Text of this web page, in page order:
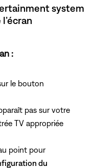
system
:
le bouton
pas sur votre
TV appropriée
point pour
du